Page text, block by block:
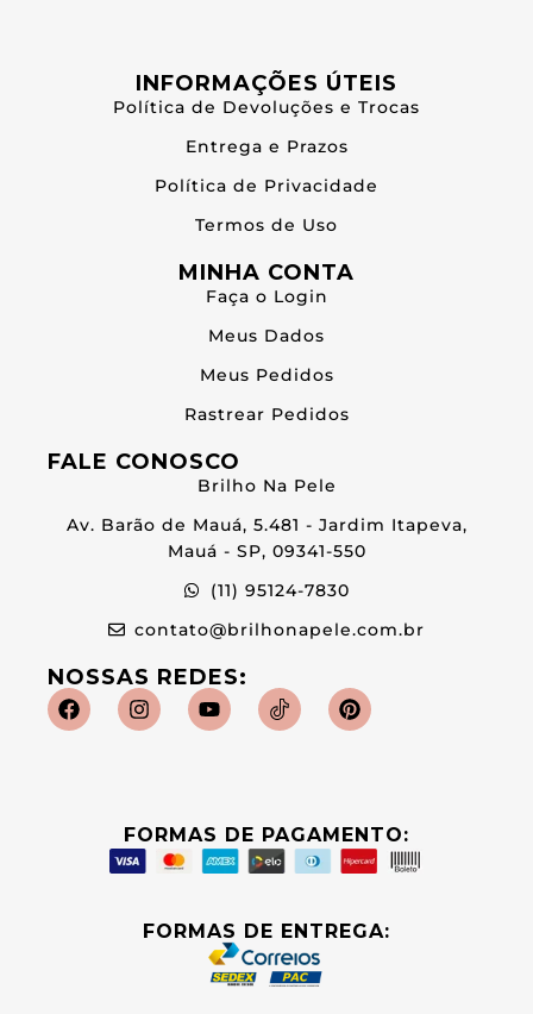
INFORMAÇÕES ÚTEIS
Política de Devoluções e Trocas
Entrega e Prazos
Política de Privacidade
Termos de Uso
MINHA CONTA
Faça o Login
Meus Dados
Meus Pedidos
Rastrear Pedidos
FALE CONOSCO
Brilho Na Pele
Av. Barão de Mauá, 5.481 - Jardim Itapeva,
Mauá - SP, 09341-550
(11) 95124-7830
contato@brilhonapele.com.br
NOSSAS REDES:
FORMAS DE PAGAMENTO:
FORMAS DE ENTREGA: